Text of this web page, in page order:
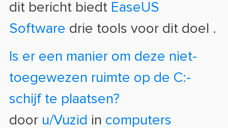
dit bericht biedt EaseUS
Software drie tools voor dit doel .
Is er een manier om deze niet-
toegewezen ruimte op de C:-
schijf te plaatsen?
door u/Vuzid in computers